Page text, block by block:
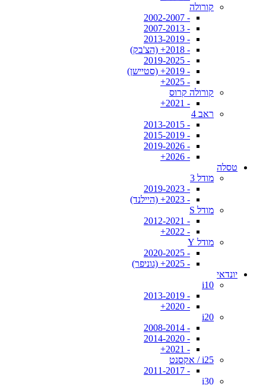
קורולה
- 2002-2007
- 2007-2013
- 2013-2019
- 2018+ (הצ'בק)
- 2019-2025
- 2019+ (סטיישן)
- 2025+
קורולה קרוס
- 2021+
ראב 4
- 2013-2015
- 2015-2019
- 2019-2026
- 2026+
טסלה
מודל 3
- 2019-2023
- 2023+ (היילנד)
מודל S
- 2012-2021
- 2022+
מודל Y
- 2020-2025
- 2025+ (גוניפר)
יונדאי
i10
- 2013-2019
- 2020+
i20
- 2008-2014
- 2014-2020
- 2021+
i25 / אקסנט
- 2011-2017
i30